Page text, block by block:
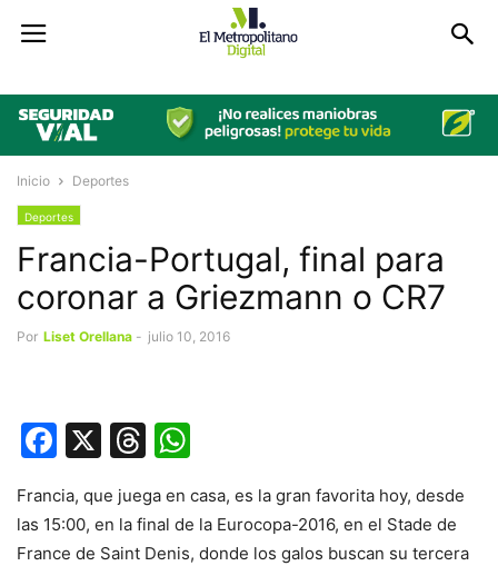
Inicio Deportes
Deportes
Francia-Portugal, final para
coronar a Griezmann o CR7
Por Liset Orellana - julio 10, 2016
Facebook
X Threads
Francia, que juega en casa, es la gran favorita hoy, desde
las 15:00, en la final de la Eurocopa-2016, en el Stade de
France de Saint Denis, donde los galos buscan su tercera